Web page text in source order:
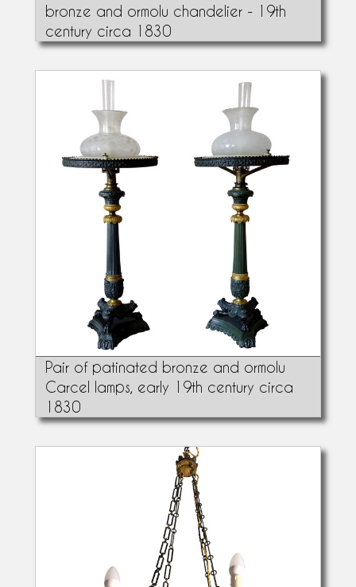
bronze and ormolu chandelier - 19th
century circa 1830
Pair of patinated bronze and ormolu
Carcel lamps, early 19th century circa
1830